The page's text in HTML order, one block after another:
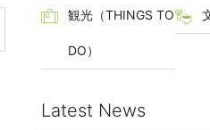
観光（THINGS TO
DO）
Latest News